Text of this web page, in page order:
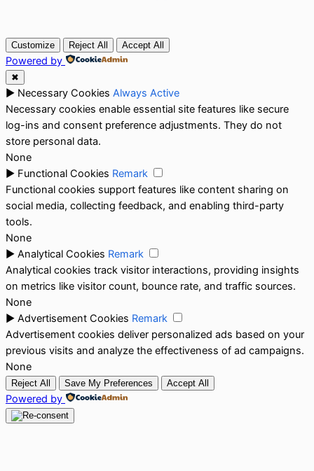
Customize Reject All Accept All
Powered by
✖
► Necessary Cookies Always Active
Necessary cookies enable essential site features like secure
log-ins and consent preference adjustments. They do not
store personal data.
None
► Functional Cookies Remark
Functional cookies support features like content sharing on
social media, collecting feedback, and enabling third-party
tools.
None
► Analytical Cookies Remark
Analytical cookies track visitor interactions, providing insights
on metrics like visitor count, bounce rate, and traffic sources.
None
► Advertisement Cookies Remark
Advertisement cookies deliver personalized ads based on your
previous visits and analyze the effectiveness of ad campaigns.
None
Reject All Save My Preferences Accept All
Powered by